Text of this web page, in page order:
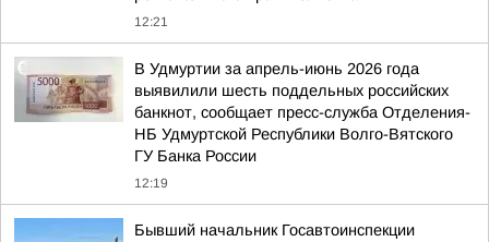
12:21
В Удмуртии за апрель-июнь 2026 года
выявилили шесть поддельных российских
банкнот, сообщает пресс-служба Отделения-
НБ Удмуртской Республики Волго-Вятского
ГУ Банка России
12:19
Бывший начальник Госавтоинспекции